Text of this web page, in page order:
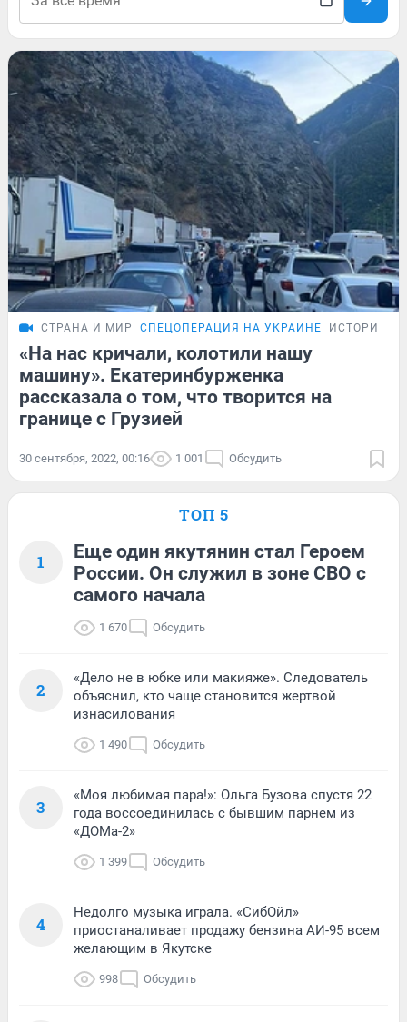
СТРАНА И МИР СПЕЦОПЕРАЦИЯ НА УКРАИНЕ ИСТОРИИ
«На нас кричали, колотили нашу
машину». Екатеринбурженка
рассказала о том, что творится на
границе с Грузией
30 сентября, 2022, 00:16 1 001 Обсудить
ТОП 5
1
Еще один якутянин стал Героем
России. Он служил в зоне СВО с
самого начала
1 670 Обсудить
2
«Дело не в юбке или макияже». Следователь
объяснил, кто чаще становится жертвой
изнасилования
1 490 Обсудить
3
«Моя любимая пара!»: Ольга Бузова спустя 22
года воссоединилась с бывшим парнем из
«ДОМа-2»
1 399 Обсудить
4
Недолго музыка играла. «СибОйл»
приостаналивает продажу бензина АИ-95 всем
желающим в Якутске
998 Обсудить